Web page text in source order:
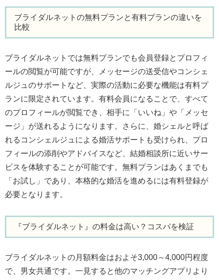
ブライダルネットの無料プランと有料プランの違いを
比較
ブライダルネットでは無料プランでも会員登録とプロフィ
ールの閲覧が可能ですが、メッセージの送受信やコンシェ
ルジュのサポートなど、実際の活動に必要な機能は有料プ
ランに限定されています。有料会員になることで、すべて
のプロフィールが閲覧でき、相手に「いいね」や「メッセ
ージ」が送れるようになります。さらに、婚シェルと呼ば
れるコンシェルジュによる婚活サポートも受けられ、プロ
フィールの添削やアドバイスなど、結婚相談所に近いサー
ビスを体験することが可能です。無料プランはあくまでも
「お試し」であり、本格的な婚活を進めるには有料登録が
必要となります。
『ブライダルネット』の料金は高い？コスパを検証
ブライダルネットの月額料金はおよそ3,000～4,000円程度
で、男女共通です。一見すると他のマッチングアプリより